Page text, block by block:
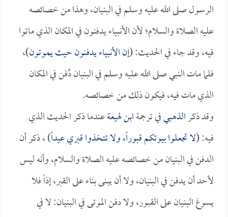
الرسول صلى الله عليه وسلم في البنيان، وهذا من خصائصه
عليه الصلاة والسلام؛ لأن الأنبياء يدفنون في المكان الذي ماتوا
فيه، وقد جاء في الحديث: (إن الأنبياء يدفنون حيث يموتون)،
فلما مات النبي صلى الله عليه وسلم في البنيان دُفن في المكان
الذي مات فيه، فيكون ذلك من خصائصه.
وقد ذكرالذهبيفي ترجمةابن لهيعةعندما ذكر الحديث الذي
فيه: (لا تجعلوا بيوتكم قبوراً، ولا تتخذوا قبري عيداً) ، ذكر أن
الدفن في البنيان من خصائصه عليه الصلاة والسلام، وأنه ليس
لأحد أن يدفن في البنيان، ولا أن يبنى بناء على القبر، إذاً فلا
يسوغ البنيان على القبور، ولا دفن الموتى في البنيان: لا في